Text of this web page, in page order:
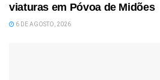
viaturas em Póvoa de Midões
6 DE AGOSTO, 2026